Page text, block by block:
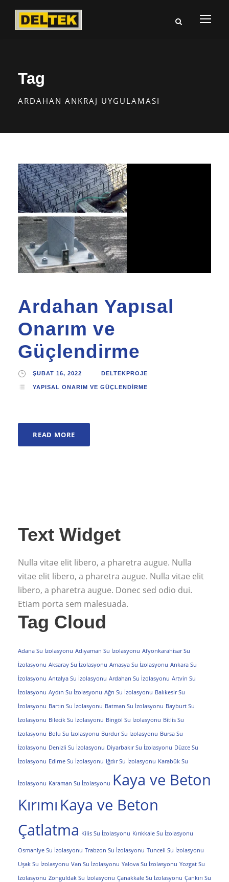
Tag
ARDAHAN ANKRAJ UYGULAMASI
Ardahan Yapısal
Onarım ve
Güçlendirme
ŞUBAT 16, 2022 DELTEKPROJE
YAPISAL ONARIM VE GÜÇLENDIRME
READ MORE
Text Widget
Nulla vitae elit libero, a pharetra augue. Nulla
vitae elit libero, a pharetra augue. Nulla vitae elit
libero, a pharetra augue. Donec sed odio dui.
Etiam porta sem malesuada.
Tag Cloud
Adana Su İzolasyonu Adıyaman Su İzolasyonu Afyonkarahisar Su
İzolasyonu Aksaray Su İzolasyonu Amasya Su İzolasyonu Ankara Su
İzolasyonu Antalya Su İzolasyonu Ardahan Su İzolasyonu Artvin Su
İzolasyonu Aydın Su İzolasyonu Ağrı Su İzolasyonu Balıkesir Su
İzolasyonu Bartın Su İzolasyonu Batman Su İzolasyonu Bayburt Su
İzolasyonu Bilecik Su İzolasyonu Bingöl Su İzolasyonu Bitlis Su
İzolasyonu Bolu Su İzolasyonu Burdur Su İzolasyonu Bursa Su
İzolasyonu Denizli Su İzolasyonu Diyarbakır Su İzolasyonu Düzce Su
İzolasyonu Edirne Su İzolasyonu Iğdır Su İzolasyonu Karabük Su
İzolasyonu Karaman Su İzolasyonu Kaya ve Beton
Kırımı Kaya ve Beton
Çatlatma Kilis Su İzolasyonu Kırıkkale Su İzolasyonu
Osmaniye Su İzolasyonu Trabzon Su İzolasyonu Tunceli Su İzolasyonu
Uşak Su İzolasyonu Van Su İzolasyonu Yalova Su İzolasyonu Yozgat Su
İzolasyonu Zonguldak Su İzolasyonu Çanakkale Su İzolasyonu Çankırı Su